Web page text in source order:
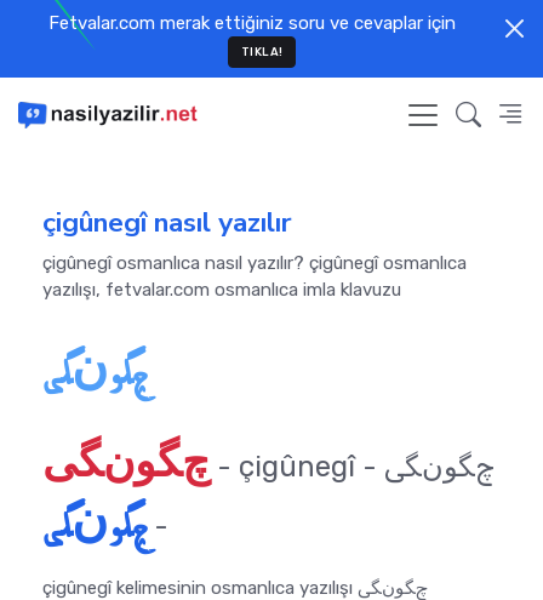
Fetvalar.com merak ettiğiniz soru ve cevaplar için
TIKLA!
çigûnegî nasıl yazılır
çigûnegî osmanlıca nasıl yazılır? çigûnegî osmanlıca
yazılışı, fetvalar.com osmanlıca imla klavuzu
چﮕﻮﻥﮕﯽ
چﮕﻮﻥﮕﯽ - çigûnegî - چﮕﻮﻥﮕﯽ
-چﮕﻮﻥﮕﯽ
çigûnegî kelimesinin osmanlıca yazılışı چﮕﻮﻥﮕﯽ